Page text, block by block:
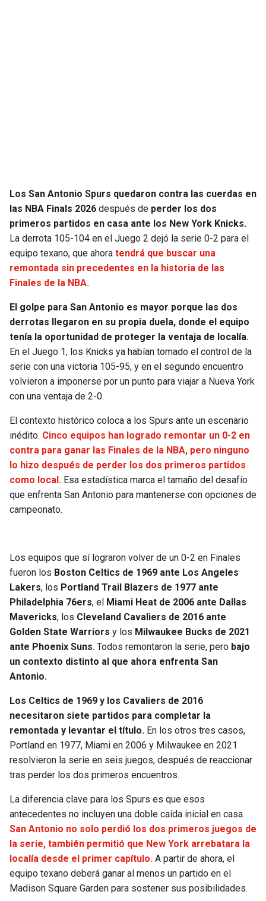
VIKINGS
FALCONS
PANTHERS
SAINTS
BUCCANEERS
TIMBERWOLVES
THUNDER
TRAIL BLAZERS
JAZZ
Los San Antonio Spurs quedaron contra las cuerdas en
las NBA Finals 2026 después de perder los dos
primeros partidos en casa ante los New York Knicks.
La derrota 105-104 en el Juego 2 dejó la serie 0-2 para el
equipo texano, que ahora tendrá que buscar una
remontada sin precedentes en la historia de las
Finales de la NBA.
El golpe para San Antonio es mayor porque las dos
derrotas llegaron en su propia duela, donde el equipo
tenía la oportunidad de proteger la ventaja de localía.
En el Juego 1, los Knicks ya habían tomado el control de la
serie con una victoria 105-95, y en el segundo encuentro
volvieron a imponerse por un punto para viajar a Nueva York
con una ventaja de 2-0.
El contexto histórico coloca a los Spurs ante un escenario
inédito. Cinco equipos han logrado remontar un 0-2 en
contra para ganar las Finales de la NBA, pero ninguno
lo hizo después de perder los dos primeros partidos
como local. Esa estadística marca el tamaño del desafío
que enfrenta San Antonio para mantenerse con opciones de
campeonato.
Los equipos que sí lograron volver de un 0-2 en Finales
fueron los Boston Celtics de 1969 ante Los Angeles
Lakers, los Portland Trail Blazers de 1977 ante
Philadelphia 76ers, el Miami Heat de 2006 ante Dallas
Mavericks, los Cleveland Cavaliers de 2016 ante
Golden State Warriors y los Milwaukee Bucks de 2021
ante Phoenix Suns. Todos remontaron la serie, pero bajo
un contexto distinto al que ahora enfrenta San
Antonio.
Los Celtics de 1969 y los Cavaliers de 2016
necesitaron siete partidos para completar la
remontada y levantar el título. En los otros tres casos,
Portland en 1977, Miami en 2006 y Milwaukee en 2021
resolvieron la serie en seis juegos, después de reaccionar
tras perder los dos primeros encuentros.
La diferencia clave para los Spurs es que esos
antecedentes no incluyen una doble caída inicial en casa.
San Antonio no solo perdió los dos primeros juegos de
la serie, también permitió que New York arrebatara la
localía desde el primer capítulo. A partir de ahora, el
equipo texano deberá ganar al menos un partido en el
Madison Square Garden para sostener sus posibilidades.